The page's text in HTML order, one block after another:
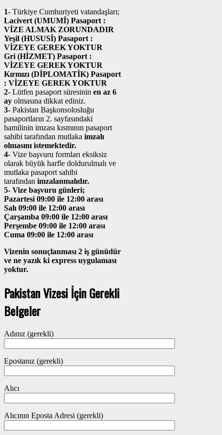
1- Türkiye Cumhuriyeti vatandaşları;
Lacivert (UMUMİ) Pasaport :
VİZE ALMAK ZORUNDADIR
Yeşil (HUSUSİ) Pasaport :
VİZEYE GEREK YOKTUR
Gri (HİZMET) Pasaport :
VİZEYE GEREK YOKTUR
Kırmızı (DİPLOMATİK) Pasaport
: VİZEYE GEREK YOKTUR
2- Lütfen pasaport süresinin en az 6
ay olmasına dikkat ediniz.
3- Pakistan Başkonsolosluğu
pasaportların 2. sayfasındaki
hamilinin imzası kısmının pasaport
sahibi tarafından mutlaka imzalı
olmasını istemektedir.
4- Vize başvuru formları eksiksiz
olarak büyük harfle doldurulmalı ve
mutlaka pasaport sahibi
tarafından imzalanmalıdır.
5- Vize başvuru günleri;
Pazartesi 09:00 ile 12:00 arası
Salı 09:00 ile 12:00 arası
Çarşamba 09:00 ile 12:00 arası
Perşembe 09:00 ile 12:00 arası
Cuma 09:00 ile 12:00 arası
Vizenin sonuçlanması 2 iş günüdür
ve ne yazık ki express uygulaması
yoktur.
Pakistan Vizesi İçin Gerekli
Belgeler
Adınız (gerekli)
Epostanız (gerekli)
Alıcı
Alıcının Eposta Adresi (gerekli)